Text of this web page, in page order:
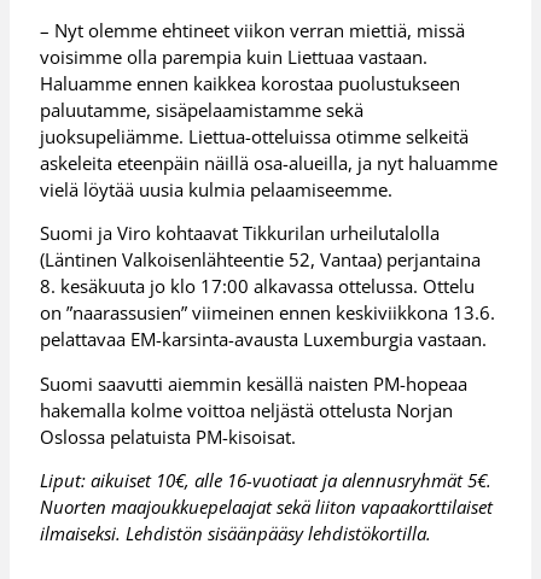
– Nyt olemme ehtineet viikon verran miettiä, missä
voisimme olla parempia kuin Liettuaa vastaan.
Haluamme ennen kaikkea korostaa puolustukseen
paluutamme, sisäpelaamistamme sekä
juoksupeliämme. Liettua-otteluissa otimme selkeitä
askeleita eteenpäin näillä osa-alueilla, ja nyt haluamme
vielä löytää uusia kulmia pelaamiseemme.
Suomi ja Viro kohtaavat Tikkurilan urheilutalolla
(Läntinen Valkoisenlähteentie 52, Vantaa) perjantaina
8. kesäkuuta jo klo 17:00 alkavassa ottelussa. Ottelu
on ”naarassusien” viimeinen ennen keskiviikkona 13.6.
pelattavaa EM-karsinta-avausta Luxemburgia vastaan.
Suomi saavutti aiemmin kesällä naisten PM-hopeaa
hakemalla kolme voittoa neljästä ottelusta Norjan
Oslossa pelatuista PM-kisoisat.
Liput: aikuiset 10€, alle 16-vuotiaat ja alennusryhmät 5€.
Nuorten maajoukkuepelaajat sekä liiton vapaakorttilaiset
ilmaiseksi. Lehdistön sisäänpääsy lehdistökortilla.